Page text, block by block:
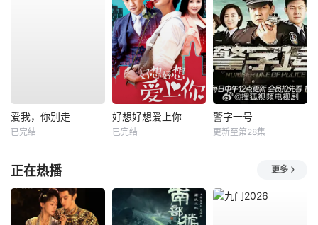
爱我，你别走
已完结
好想好想爱上你
已完结
警字一号
更新至第28集
正在热播 更多